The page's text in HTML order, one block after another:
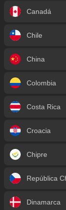
Canadá
Chile
China
Colombia
Costa Rica
Croacia
Chipre
República
Dinamarca